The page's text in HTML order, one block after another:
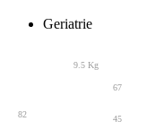
Geriatrie
82 45
67
9.5 Kg